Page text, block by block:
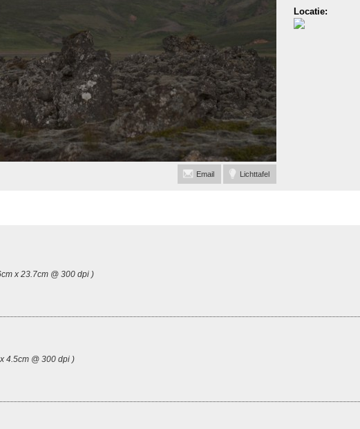
Lichttafel
Email
Locatie:
x 23.7cm @ 300 dpi )
4.5cm @ 300 dpi )